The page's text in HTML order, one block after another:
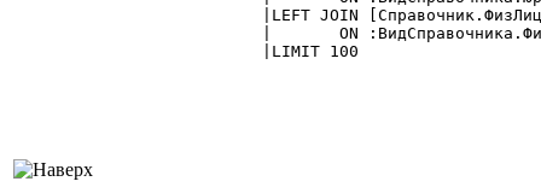
|LEFT JOIN
|LIMIT 100